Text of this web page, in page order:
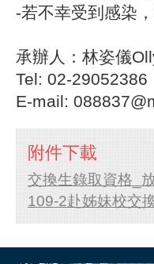
-若不幸受到感染
承辦人：林姿儀
Tel: 02-29052386
E-mail:
附件下載
交換生錄取資格_
109-2赴姊妹校交